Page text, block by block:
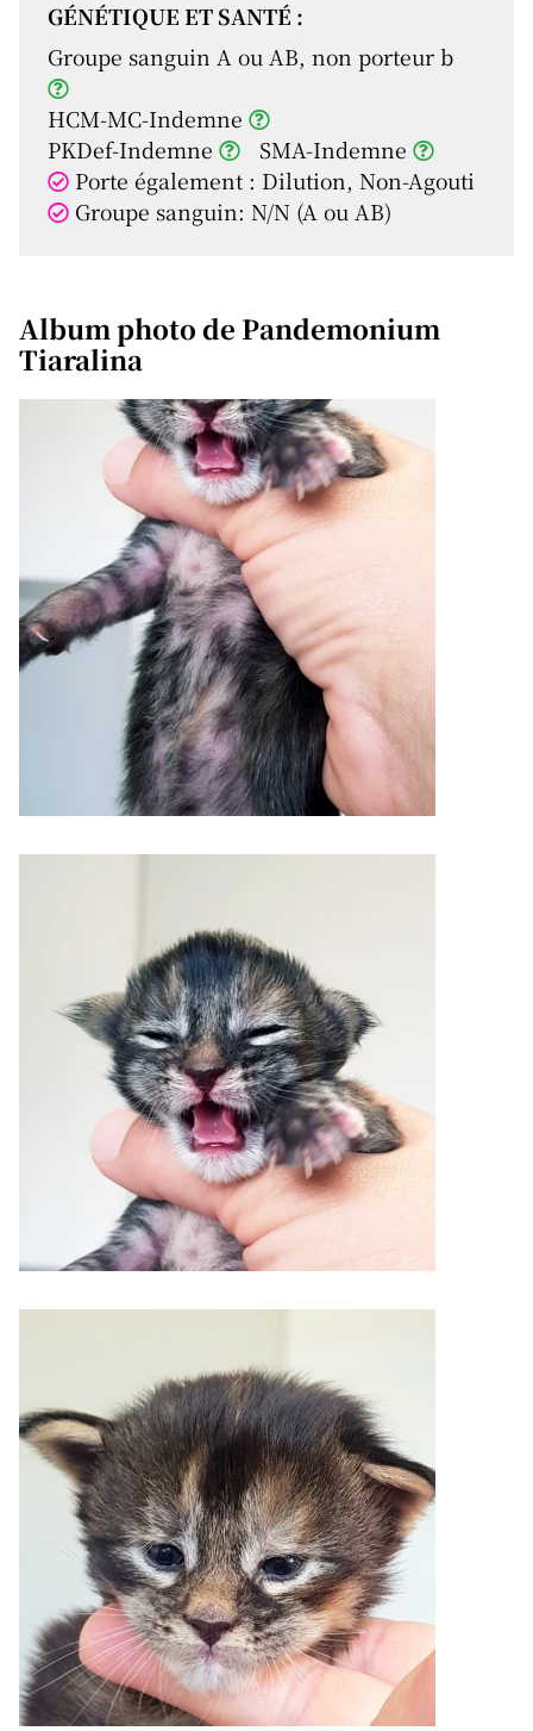
GÉNÉTIQUE ET SANTÉ :
Groupe sanguin A ou AB, non porteur b
HCM-MC-Indemne
PKDef-Indemne
SMA-Indemne
Porte également : Dilution, Non-Agouti
Groupe sanguin: N/N (A ou AB)
Album photo de Pandemonium
Tiaralina